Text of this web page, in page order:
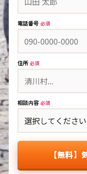
電話番号 必須
住所 必須
相談内容 必須
【無料